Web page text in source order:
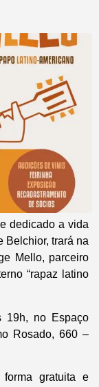
dedicado a vida
Belchior, trará na
Mello, parceiro
“rapaz latino
19h, no Espaço
Rosado, 660 –
gratuita e